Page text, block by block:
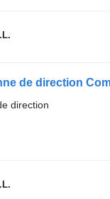
direction